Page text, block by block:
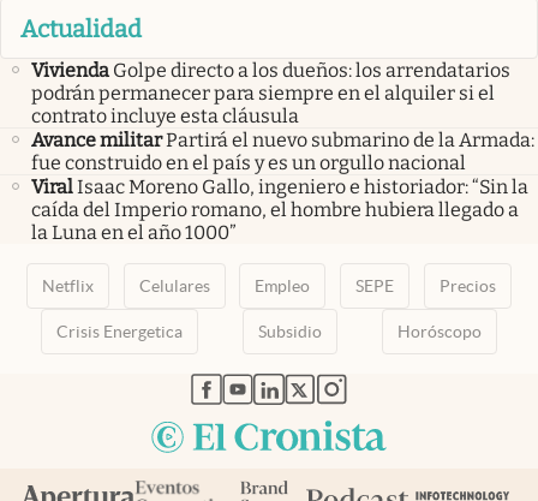
Actualidad
Vivienda Golpe directo a los dueños: los arrendatarios
podrán permanecer para siempre en el alquiler si el
contrato incluye esta cláusula
Avance militarPartirá el nuevo submarino de la Armada:
fue construido en el país y es un orgullo nacional
ViralIsaac Moreno Gallo, ingeniero e historiador: “Sin la
caída del Imperio romano, el hombre hubiera llegado a
la Luna en el año 1000”
Netflix Celulares Empleo SEPE Precios
Crisis Energetica Subsidio Horóscopo
abre en nueva pestaña
abre en nueva pestaña
abre en nueva pestaña
abre en nueva pestaña
abre en nueva pestaña